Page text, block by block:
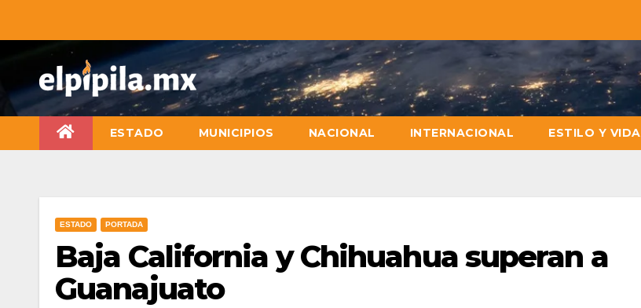
ESTADO MUNICIPIOS NACIONAL INTERNACIONAL ESTILO Y VIDA
ESTADO PORTADA
Baja California y Chihuahua superan a
Guanajuato